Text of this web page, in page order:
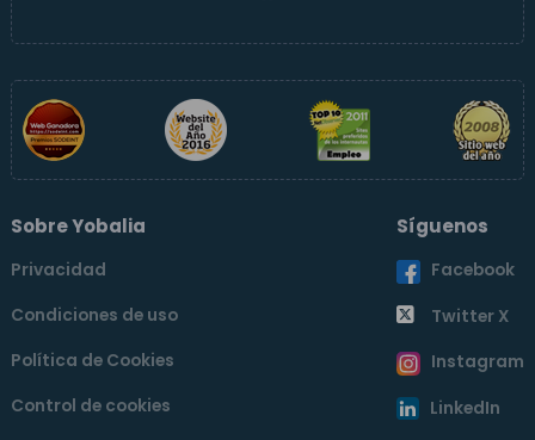
Sobre Yobalia
Privacidad
Condiciones de uso
Política de Cookies
Control de cookies
Síguenos
Facebook
Twitter X
Instagram
LinkedIn